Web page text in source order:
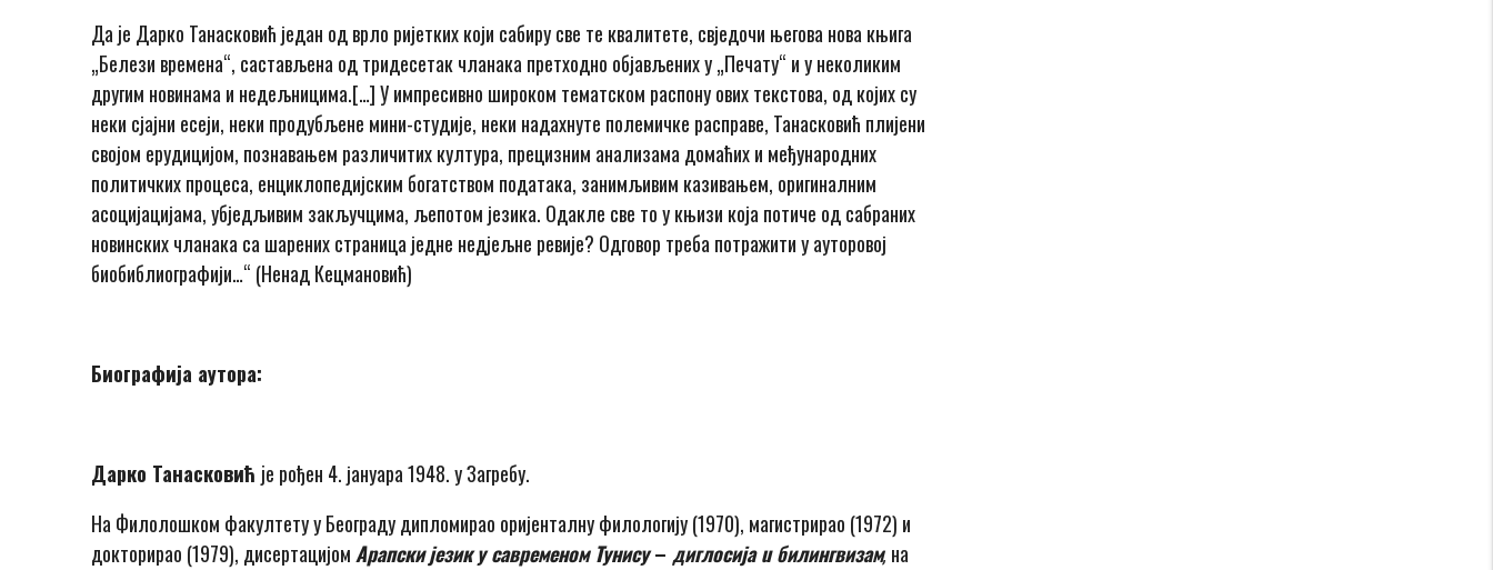
Да je Дарко Танасковић један од врло ријетких који сабиру све те квалитете, свједочи његова нова књига
„Белези времена“, састављена од тридесетак чланака претходно објављених у „Печату“ и у неколиким
другим новинама и недељницима.[…] У импресивно широком тематском распону ових текстова, од којих су
неки сјајни есеји, неки продубљене мини-студије, неки надахнуте полемичке расправе, Танасковић плијени
својом ерудицијом, познавањем различитих култура, прецизним анализама домаћих и међународних
политичких процеса, енциклопедијским богатством података, занимљивим казивањем, оригиналним
асоцијацијама, убједљивим закључцима, љепотом језика. Одакле све то у књизи која потиче од сабраних
новинских чланака са шарених страница једне недјељне ревије? Одговор треба потражити у ауторовој
биобиблиографији…“ (Ненад Кецмановић)
Биографија аутора:
Дарко Танасковић je рођен 4. јануара 1948. у Загребу.
Ha Филолошком факултету у Београду дипломирао оријенталну филологију (1970), магистрирао (1972) и
докторирао (1979), дисертацијомАрапскијезик у савременом Тунису–диглосијаuбилингвизам, на